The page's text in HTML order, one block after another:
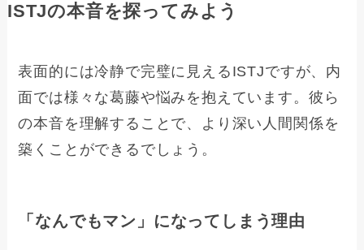
ISTJの本音を探ってみよう
表面的には冷静で完璧に見えるISTJですが、内
面では様々な葛藤や悩みを抱えています。彼ら
の本音を理解することで、より深い人間関係を
築くことができるでしょう。
「なんでもマン」になってしまう理由